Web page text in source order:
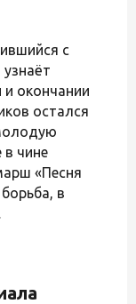
с
узнаёт
и окончании
остался
чине
«Песня
в